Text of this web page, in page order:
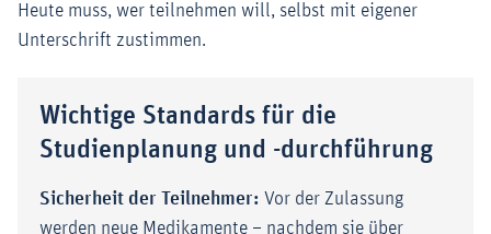
Heute muss, wer teilnehmen will, selbst mit eigener
Unterschrift zustimmen.
Wichtige Standards für die
Studienplanung und -durchführung
Sicherheit der Teilnehmer: Vor der Zulassung
werden neue Medikamente – nachdem sie über